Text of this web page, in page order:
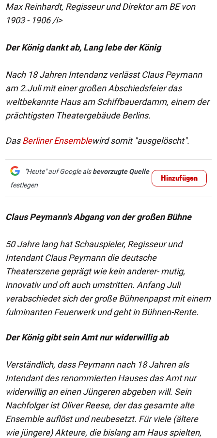
Max Reinhardt, Regisseur und Direktor am BE von
1903 - 1906 /i>
Der König dankt ab, Lang lebe der König
Nach 18 Jahren Intendanz verlässt Claus Peymann
am 2.Juli mit einer großen Abschiedsfeier das
weltbekannte Haus am Schiffbauerdamm, einem der
prächtigsten Theatergebäude Berlins.
DasBerliner Ensemblewird somit "ausgelöscht".
"Heute"auf Google alsbevorzugte Quelle
festlegen
Hinzufügen
Claus Peymann's Abgang von der großen Bühne
50 Jahre lang hat Schauspieler, Regisseur und
Intendant Claus Peymann die deutsche
Theaterszene geprägt wie kein anderer- mutig,
innovativ und oft auch umstritten. Anfang Juli
verabschiedet sich der große Bühnenpapst mit einem
fulminanten Feuerwerk und geht in Bühnen-Rente.
Der König gibt sein Amt nur widerwillig ab
Verständlich, dass Peymann nach 18 Jahren als
Intendant des renommierten Hauses das Amt nur
widerwillig an einen Jüngeren abgeben will. Sein
Nachfolger ist Oliver Reese, der das gesamte alte
Ensemble auflöst und neubesetzt. Für viele (ältere
wie jüngere) Akteure, die bislang am Haus spielten,